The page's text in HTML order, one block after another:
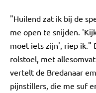
"Huilend zat ik bij de
me open te snijden.
moet iets zijn', riep ik."
rolstoel, met
vertelt de Bredanaar
pijnstillers, die me suf